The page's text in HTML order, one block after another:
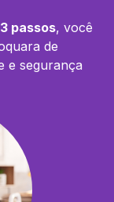
3 passos, você
de
e segurança